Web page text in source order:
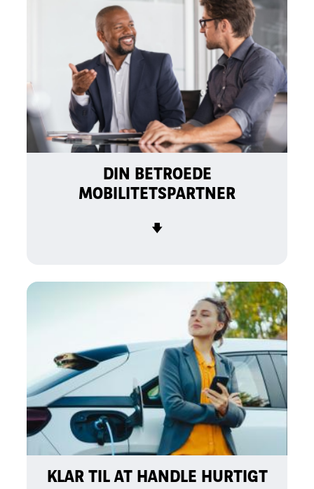
DIN BETROEDE
MOBILITETSPARTNER
🡇
KLAR TIL AT HANDLE HURTIGT